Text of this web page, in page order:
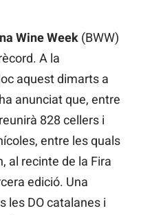
Wine Week (BWW)
A la
aquest dimarts a
anunciat que, entre
828 cellers i
entre les quals
al recinte de la Fira
edició. Una
les DO catalanes i